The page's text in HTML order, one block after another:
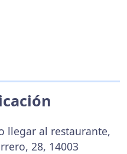
llegar al restaurante,
28, 14003